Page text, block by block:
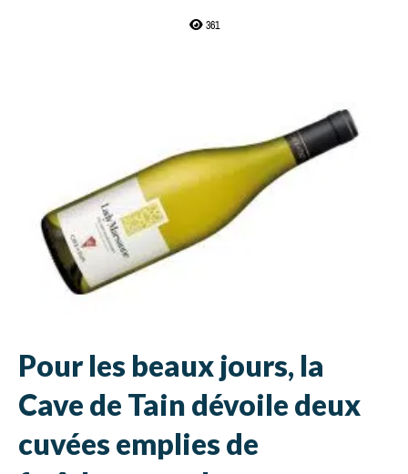
361
Pour les beaux jours, la
Cave de Tain dévoile deux
cuvées emplies de